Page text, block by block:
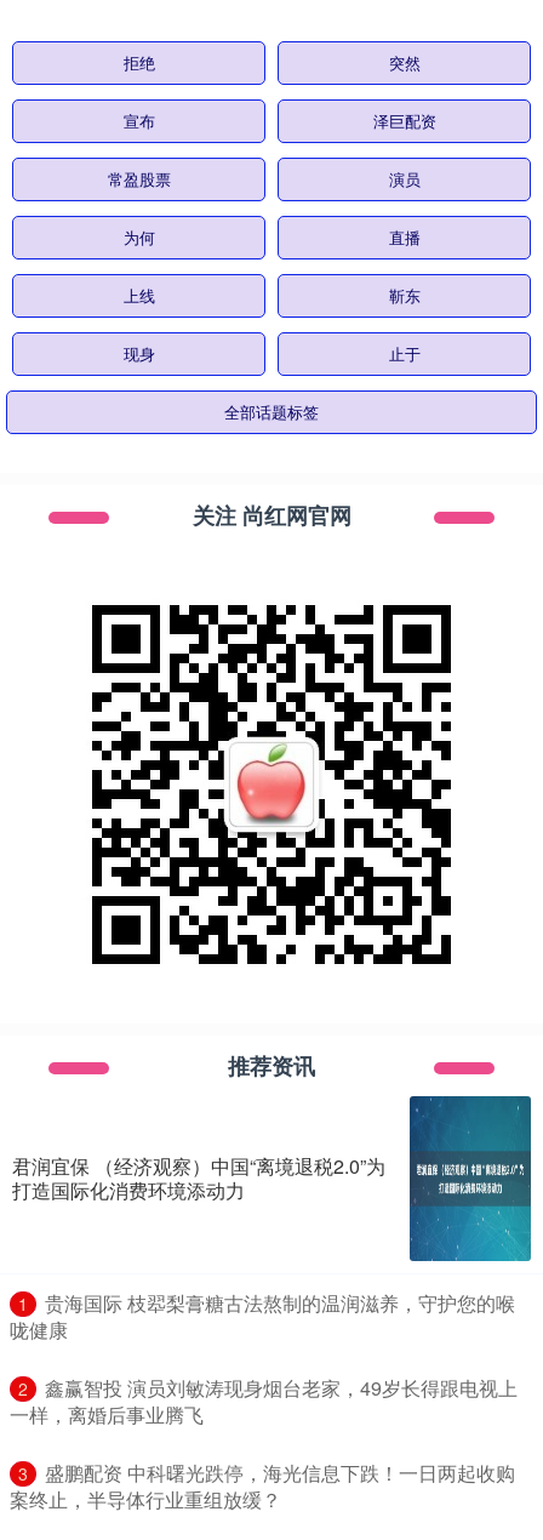
拒绝 突然
宣布 泽巨配资
常盈股票 演员
为何 直播
上线 靳东
现身 止于
全部话题标签
关注 尚红网官网
推荐资讯
君润宜保 （经济观察）中国“离境退税2.0”为
打造国际化消费环境添动力
1
​贵海国际 枝翆梨膏糖古法熬制的温润滋养，守护您的喉
咙健康
2
​鑫赢智投 演员刘敏涛现身烟台老家，49岁长得跟电视上
一样，离婚后事业腾飞
3
​盛鹏配资 中科曙光跌停，海光信息下跌！一日两起收购
案终止，半导体行业重组放缓？